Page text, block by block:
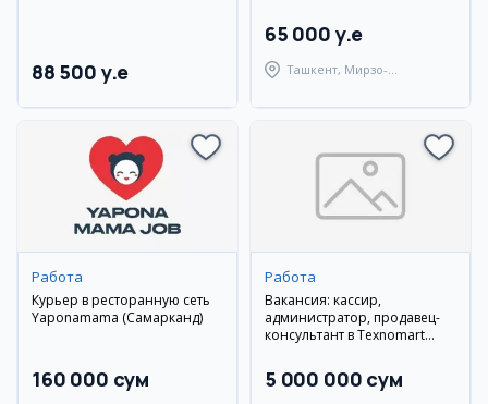
88 500 y.e
65 000 y.e
Ташкент, Мирзо-
Работа
Курьер в ресторанную сеть
Yaponamama (Самарканд)
160 000 сум
Работа
Вакансия: кассир,
администратор, продавец-
консультант в Texnomart
5 000 000 сум